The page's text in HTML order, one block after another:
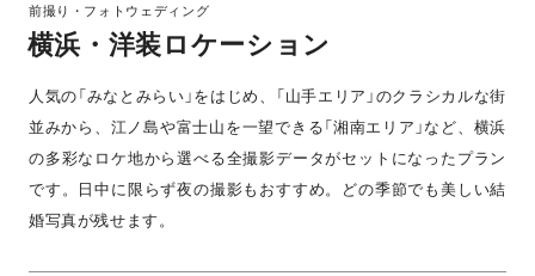
前撮り・フォトウェディング
横浜・洋装ロケーション
人気の「みなとみらい」をはじめ、「山手エリア」のクラシカルな街
並みから、江ノ島や富士山を一望できる「湘南エリア」など、横浜
の多彩なロケ地から選べる全撮影データがセットになったプラン
です。日中に限らず夜の撮影もおすすめ。どの季節でも美しい結
婚写真が残せます。